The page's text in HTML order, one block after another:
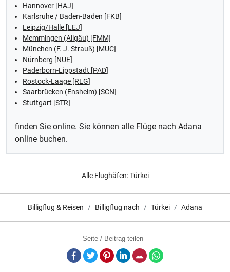
Hannover [HAJ]
Karlsruhe / Baden-Baden [FKB]
Leipzig/Halle [LEJ]
Memmingen (Allgäu) [FMM]
München (F. J. Strauß) [MUC]
Nürnberg [NUE]
Paderborn-Lippstadt [PAD]
Rostock-Laage [RLG]
Saarbrücken (Ensheim) [SCN]
Stuttgart [STR]
finden Sie online. Sie können alle Flüge nach Adana
online buchen.
Alle Flughäfen:Türkei
Billigflug & Reisen Billigflug nach Türkei Adana
Seite / Beitrag teilen
Facebook
TwitterPinterestLinkedInE-Mail